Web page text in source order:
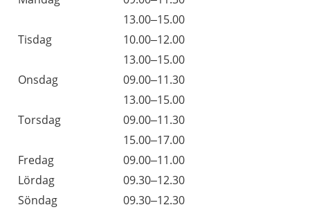
13.00–15.00
Tisdag
10.00–12.00
13.00–15.00
Onsdag
09.00–11.30
13.00–15.00
Torsdag
09.00–11.30
15.00–17.00
Fredag
09.00–11.00
Lördag
09.30–12.30
Söndag
09.30–12.30